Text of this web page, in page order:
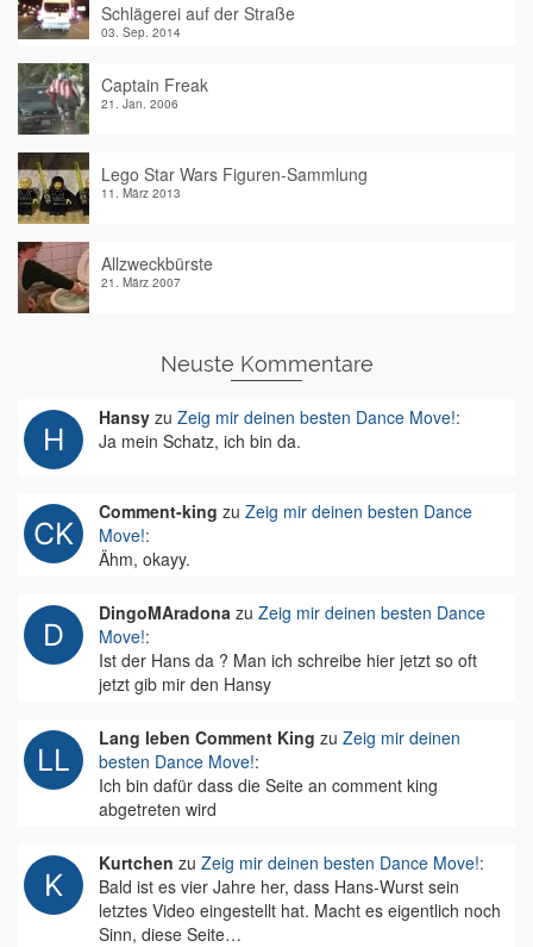
Schlägerei auf der Straße
03. Sep. 2014
Captain Freak
21. Jan. 2006
Lego Star Wars Figuren-Sammlung
11. März 2013
Allzweckbürste
21. März 2007
Neuste Kommentare
Hansy zu Zeig mir deinen besten Dance Move!:
Ja mein Schatz, ich bin da.
Comment-king zu Zeig mir deinen besten Dance
Move!:
Ähm, okayy.
DingoMAradona zu Zeig mir deinen besten Dance
Move!:
Ist der Hans da ? Man ich schreibe hier jetzt so oft
jetzt gib mir den Hansy
Lang leben Comment King zu Zeig mir deinen
besten Dance Move!:
Ich bin dafür dass die Seite an comment king
abgetreten wird
Kurtchen zu Zeig mir deinen besten Dance Move!:
Bald ist es vier Jahre her, dass Hans-Wurst sein
letztes Video eingestellt hat. Macht es eigentlich noch
Sinn, diese Seite…